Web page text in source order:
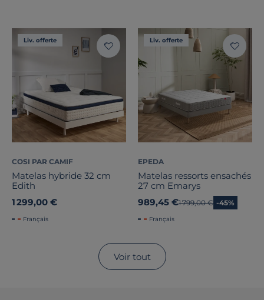
Liv. offerte
COSI PAR CAMIF
Matelas hybride 32 cm
Edith
1 299,00 €
Français
Liv. offerte
EPEDA
Matelas ressorts ensachés
27 cm Emarys
989,45 €Ancien prix
1 799,00 € -45%
Français
Voir tout